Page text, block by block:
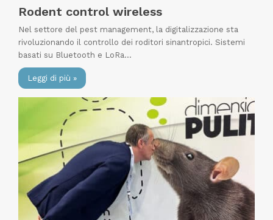
Rodent control wireless
Nel settore del pest management, la digitalizzazione sta
rivoluzionando il controllo dei roditori sinantropici. Sistemi
basati su Bluetooth e LoRa…
Leggi di più »